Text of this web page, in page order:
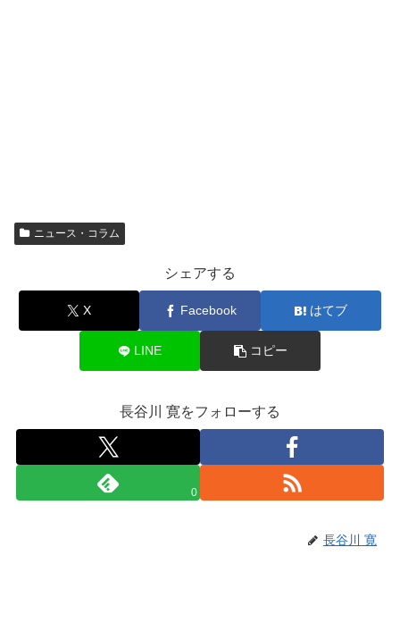
ニュース・コラム
シェアする
X Facebook はてブ
LINE コピー
長谷川 寛をフォローする
0
長谷川 寛